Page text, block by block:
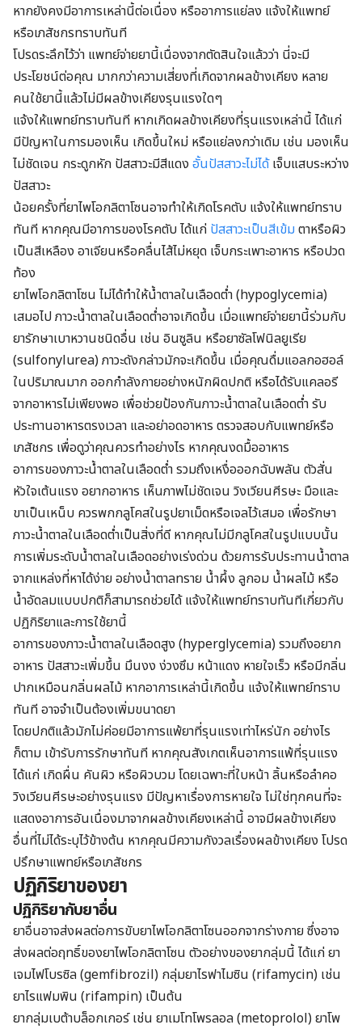
หากยังคงมีอาการเหล่านี้ต่อเนื่อง หรืออาการแย่ลง แจ้งให้แพทย์
หรือเภสัชกรทราบทันที
โปรดระลึกไว้ว่า แพทย์จ่ายยานี้เนื่องจากตัดสินใจแล้วว่า นี่จะมี
ประโยชน์ต่อคุณ มากกว่าความเสี่ยงที่เกิดจากผลข้างเคียง หลาย
คนใช้ยานี้แล้วไม่มีผลข้างเคียงรุนแรงใดๆ
แจ้งให้แพทย์ทราบทันที หากเกิดผลข้างเคียงที่รุนแรงเหล่านี้ ได้แก่
มีปัญหาในการมองเห็น เกิดขึ้นใหม่ หรือแย่ลงกว่าเดิม เช่น มองเห็น
ไม่ชัดเจน กระดูกหัก ปัสสาวะมีสีแดง อั้นปัสสาวะไม่ได้เจ็บแสบระหว่าง
ปัสสาวะ
น้อยครั้งที่ยาไพโอกลิตาโซนอาจทำให้เกิดโรคตับ แจ้งให้แพทย์ทราบ
ทันที หากคุณมีอาการของโรคตับ ได้แก่ ปัสสาวะเป็นสีเข้ม ตาหรือผิว
เป็นสีเหลือง อาเจียนหรือคลื่นไส้ไม่หยุด เจ็บกระเพาะอาหาร หรือปวด
ท้อง
ยาไพโอกลิตาโซน ไม่ได้ทำให้น้ำตาลในเลือดต่ำ (hypoglycemia)
เสมอไป ภาวะน้ำตาลในเลือดต่ำอาจเกิดขึ้น เมื่อแพทย์จ่ายยานี้ร่วมกับ
ยารักษาเบาหวานชนิดอื่น เช่น อินซูลิน หรือยาซัลโฟนิลยูเรีย
(sulfonylurea) ภาวะดังกล่าวมักจะเกิดขึ้น เมื่อคุณดื่มแอลกอฮอล์
ในปริมาณมาก ออกกำลังกายอย่างหนักผิดปกติ หรือได้รับแคลอรี
จากอาหารไม่เพียงพอ เพื่อช่วยป้องกันภาวะน้ำตาลในเลือดต่ำ รับ
ประทานอาหารตรงเวลา และอย่าอดอาหาร ตรวจสอบกับแพทย์หรือ
เภสัชกร เพื่อดูว่าคุณควรทำอย่างไร หากคุณงดมื้ออาหาร
อาการของภาวะน้ำตาลในเลือดต่ำ รวมถึงเหงื่อออกฉับพลัน ตัวสั่น
หัวใจเต้นแรง อยากอาหาร เห็นภาพไม่ชัดเจน วิงเวียนศีรษะ มือและ
ขาเป็นเหน็บ ควรพกกลูโคสในรูปยาเม็ดหรือเจลไว้เสมอ เพื่อรักษา
ภาวะน้ำตาลในเลือดต่ำเป็นสิ่งที่ดี หากคุณไม่มีกลูโคสในรูปแบบนั้น
การเพิ่มระดับน้ำตาลในเลือดอย่างเร่งด่วน ด้วยการรับประทานน้ำตาล
จากแหล่งที่หาได้ง่าย อย่างน้ำตาลทราย น้ำผึ้ง ลูกอม น้ำผลไม้ หรือ
น้ำอัดลมแบบปกติก็สามารถช่วยได้ แจ้งให้แพทย์ทราบทันทีเกี่ยวกับ
ปฏิกิริยาและการใช้ยานี้
อาการของภาวะน้ำตาลในเลือดสูง (hyperglycemia) รวมถึงอยาก
อาหาร ปัสสาวะเพิ่มขึ้น มึนงง ง่วงซึม หน้าแดง หายใจเร็ว หรือมีกลิ่น
ปากเหมือนกลิ่นผลไม้ หากอาการเหล่านี้เกิดขึ้น แจ้งให้แพทย์ทราบ
ทันที อาจจำเป็นต้องเพิ่มขนาดยา
โดยปกติแล้วมักไม่ค่อยมีอาการแพ้ยาที่รุนแรงเท่าไหร่นัก อย่างไร
ก็ตาม เข้ารับการรักษาทันที หากคุณสังเกตเห็นอาการแพ้ที่รุนแรง
ได้แก่ เกิดผื่น คันผิว หรือผิวบวม โดยเฉพาะที่ใบหน้า ลิ้นหรือลำคอ
วิงเวียนศีรษะอย่างรุนแรง มีปัญหาเรื่องการหายใจ ไม่ใช่ทุกคนที่จะ
แสดงอาการอันเนื่องมาจากผลข้างเคียงเหล่านี้ อาจมีผลข้างเคียง
อื่นที่ไม่ได้ระบุไว้ข้างต้น หากคุณมีความกังวลเรื่องผลข้างเคียง โปรด
ปรึกษาแพทย์หรือเภสัชกร
ปฏิกิริยาของยา
ปฏิกิริยากับยาอื่น
ยาอื่นอาจส่งผลต่อการขับยาไพโอกลิตาโซนออกจากร่างกาย ซึ่งอาจ
ส่งผลต่อฤทธิ์ของยาไพโอกลิตาโซน ตัวอย่างของยากลุ่มนี้ ได้แก่ ยา
เจมไฟโบรซิล (gemfibrozil) กลุ่มยาไรฟาไมซิน (rifamycin) เช่น
ยาไรแฟมพิน (rifampin) เป็นต้น
ยากลุ่มเบต้าบล็อกเกอร์ เช่น ยาเมโทโพรลอล (metoprolol) ยาโพ